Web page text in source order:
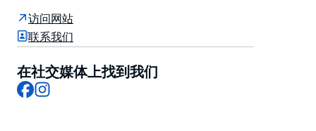
买二手设计师服装和配饰。
VENLA 门店位于悉尼的阿瓦隆、莫斯曼、曼利和巴尔
曼，已帮助数百名卖家通过回收优质时装获利。
如果您正在悉尼寻找最优质的二手时装，包括澳大利亚和
国际高端设计师品牌，那么 VENLA 的实体店和线上商店
访问网站
联系我们
在社交媒体上找到我们
Facebook